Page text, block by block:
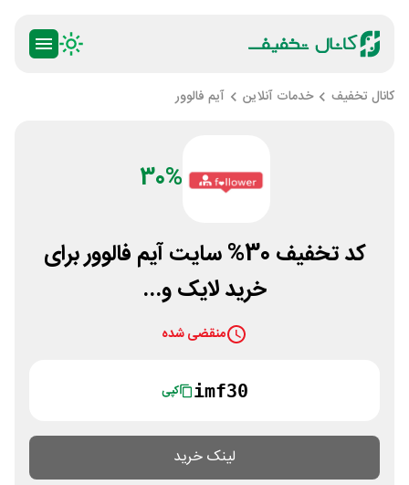
کانال تخفیف خدمات آنلاین آیم فالوور
30%
کد تخفیف 30% سایت آیم فالوور برای
خرید لایک و...
منقضی شده
imf30 کپی
لینک خرید